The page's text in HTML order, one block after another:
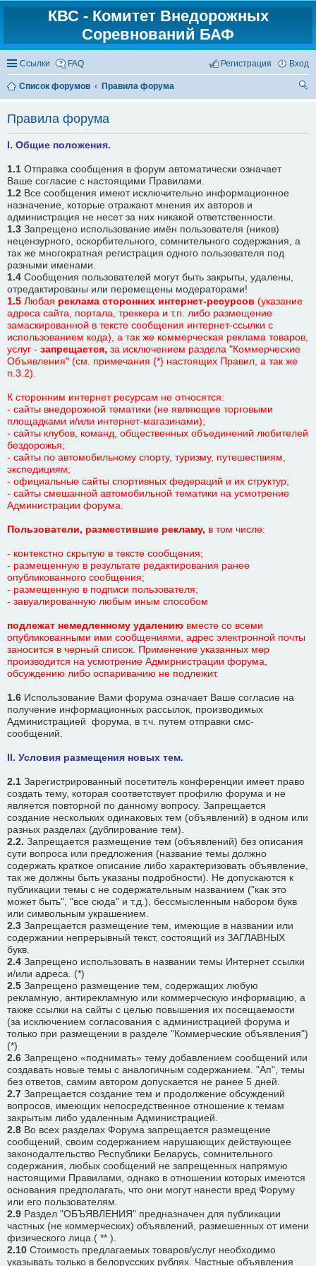
КВС - Комитет Внедорожных
Соревнований БАФ
Ссылки FAQ Вход
Регистрация
Список форумов
Правила форума
Правила форума
I. Общие положения.
1.1 Отправка сообщения в форум автоматически означает
Ваше согласие с настоящими Правилами.
1.2 Все сообщения имеют исключительно информационное
назначение, которые отражают мнения их авторов и
администрация не несет за них никакой ответственности.
1.3 Запрещено использование имён пользователя (ников)
нецензурного, оскорбительного, сомнительного содержания, а
так же многократная регистрация одного пользователя под
разными именами.
1.4 Сообщения пользователей могут быть закрыты, удалены,
отредактированы или перемещены модераторами!
1.5 Любая реклама сторонних интернет-ресурсов (указание
адреса сайта, портала, треккера и т.п. либо размещение
замаскированной в тексте сообщения интернет-ссылки с
использованием кода), а так же коммерческая реклама товаров,
услуг - запрещается, за исключением раздела "Коммерческие
Объявления" (см. примечания (*) настоящих Правил, а так же
п.3.2).
К сторонним интернет ресурсам не относятся:
- сайты внедорожной тематики (не являющие торговыми
площадками и/или интернет-магазинами);
- сайты клубов, команд, общественных объединений любителей
бездорожья;
- сайты по автомобильному спорту, туризму, путешествиям,
экспедициям;
- официальные сайты спортивных федераций и их структур;
- сайты смешанной автомобильной тематики на усмотрение
Администрации форума.
Пользователи, разместившие рекламу, в том числе:
- контекстно скрытую в тексте сообщения;
- размещенную в результате редактирования ранее
опубликованного сообщения;
- размещенную в подписи пользователя;
- завуалированную любым иным способом
подлежат немедленному удалению вместе со всеми
опубликованными ими сообщениями, адрес электронной почты
заносится в черный список. Применение указанных мер
производится на усмотрение Адмирнистрации форума,
обсуждению либо оспариванию не подлежит.
1.6 Использование Вами форума означает Ваше согласие на
получение информационных рассылок, производимых
Администрацией форума, в т.ч. путем отправки смс-
сообщений.
II. Условия размещения новых тем.
2.1 Зарегистрированный посетитель конференции имеет право
создать тему, которая соответствует профилю форума и не
является повторной по данному вопросу. Запрещается
создание нескольких одинаковых тем (объявлений) в одном или
разных разделах (дублирование тем).
2.2. Запрещается размещение тем (объявлений) без описания
сути вопроса или предложения (название темы должно
содержать краткое описание либо характеризовать объявление,
так же должны быть указаны подробности). Не допускаются к
публикации темы с не содержательным названием ("как это
может быть", "все сюда" и т.д.), бессмысленным набором букв
или символьным украшением.
2.3 Запрещается размещение тем, имеющие в названии или
содержании непрерывный текст, состоящий из ЗАГЛАВНЫХ
букв.
2.4 Запрещено использовать в названии темы Интернет ссылки
и/или адреса. (*)
2.5 Запрещено размещение тем, содержащих любую
рекламную, антирекламную или коммерческую информацию, а
также ссылки на сайты с целью повышения их посещаемости
(за исключением согласования с администрацией форума и
только при размещении в разделе "Коммерческие объявления")
(*)
2.6 Запрещено «поднимать» тему добавлением сообщений или
создавать новые темы с аналогичным содержанием. "Ап", темы
без ответов, самим автором допускается не ранее 5 дней.
2.7 Запрещается создание тем и продолжение обсуждений
вопросов, имеющих непосредственное отношение к темам
закрытым либо удаленным Администрацией.
2.8 Во всех разделах Форума запрещается размещение
сообщений, своим содержанием нарушающих действующее
законодалтельство Республики Беларусь, сомнительного
содержания, любых сообщений не запрещенных напрямую
настоящими Правилами, однако в отношении которых имеются
основания предполагать, что они могут нанести вред Форуму
или его пользователям.
2.9 Раздел "ОБЪЯВЛЕНИЯ" предназначен для публикации
частных (не коммерческих) объявлений, размешенных от имени
физического лица.( ** ).
2.10 Стоимость предлагаемых товаров/услуг необходимо
указывать только в белорусских рублях. Частные объявления